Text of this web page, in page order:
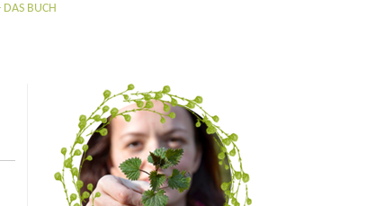
DAS BUCH